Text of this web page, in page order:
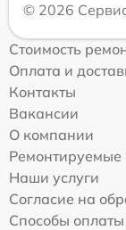
© 2026
Стоимость
Оплата и
Контакты
Вакансии
О компании
Ремонтируемые
Наши услуги
Согласие на
Способы оплаты